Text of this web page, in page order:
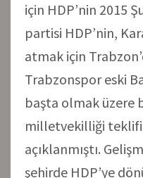
için HDP’nin 2015
partisi HDP’nin,
atmak için
Trabzonspor eski
başta olmak üzere
milletvekilliği teklifi
açıklanmıştı.
şehirde HDP’ye